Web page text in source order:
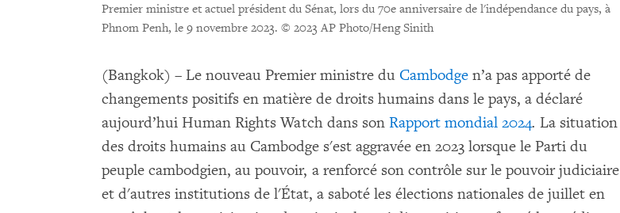
Premier ministre et actuel président du Sénat, lors du 70e anniversaire de l'indépendance du pays, à
Phnom Penh, le 9 novembre 2023. © 2023 AP Photo/Heng Sinith
(Bangkok) – Le nouveau Premier ministre du Cambodge n’a pas apporté de
changements positifs en matière de droits humains dans le pays, a déclaré
aujourd’hui Human Rights Watch dans son Rapport mondial 2024. La situation
des droits humains au Cambodge s'est aggravée en 2023 lorsque le Parti du
peuple cambodgien, au pouvoir, a renforcé son contrôle sur le pouvoir judiciaire
et d'autres institutions de l'État, a saboté les élections nationales de juillet en